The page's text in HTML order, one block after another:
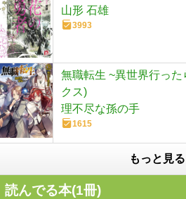
山形 石雄
3993
無職転生 ~異世界行った
クス)
理不尽な孫の手
1615
もっと見る
読んでる本(1冊)